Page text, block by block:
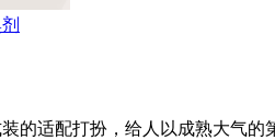
的适配打扮，给人以成熟大气